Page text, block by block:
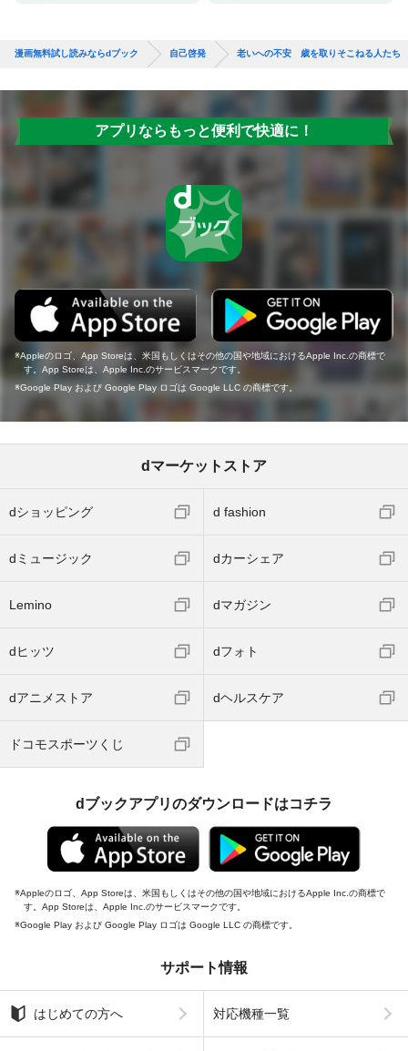
漫画無料試し読みならdブック 自己啓発 老いへの不安 歳を取りそこねる人たち
アプリならもっと便利で快適に！
Appleのロゴ、App Storeは、米国もしくはその他の国や地域におけるApple Inc.の商標で
す。App Storeは、Apple Inc.のサービスマークです。
Google Play および Google Play ロゴは Google LLC の商標です。
dマーケットストア
dショッピング d fashion
dミュージック dカーシェア
Lemino dマガジン
dヒッツ dフォト
dアニメストア dヘルスケア
ドコモスポーツくじ
dブックアプリのダウンロードはコチラ
Appleのロゴ、App Storeは、米国もしくはその他の国や地域におけるApple Inc.の商標で
す。App Storeは、Apple Inc.のサービスマークです。
Google Play および Google Play ロゴは Google LLC の商標です。
サポート情報
はじめての方へ 対応機種一覧